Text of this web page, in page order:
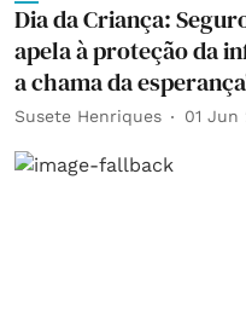
Dia da Criança:
apela à proteção da
a chama da
Susete Henriques 01 Jun